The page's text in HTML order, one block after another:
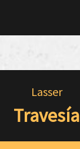
Lasser
Travesía